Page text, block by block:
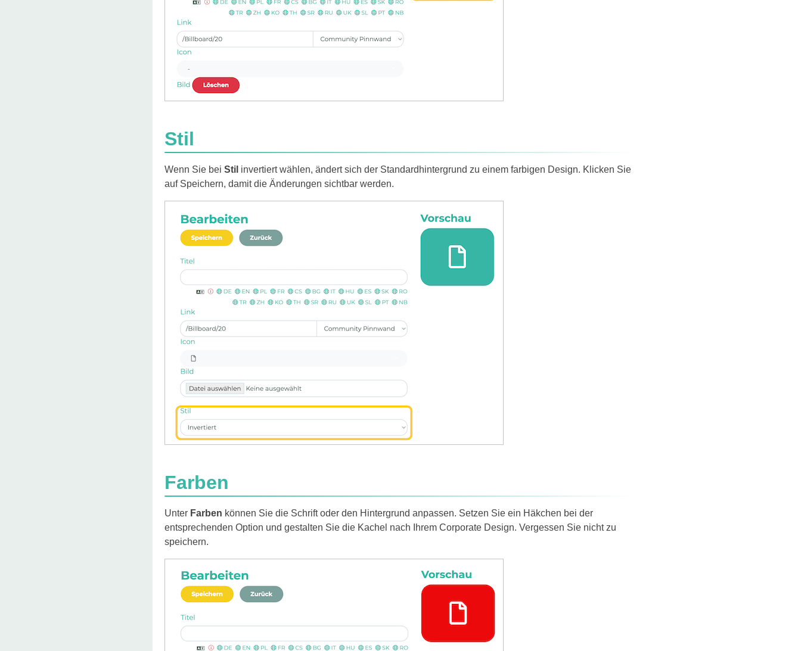
Stil
Wenn Sie bei Stil invertiert wählen, ändert sich der Standardhintergrund zu einem farbigen Design. Klicken Sie
auf Speichern, damit die Änderungen sichtbar werden.
Farben
Unter Farben können Sie die Schrift oder den Hintergrund anpassen. Setzen Sie ein Häkchen bei der
entsprechenden Option und gestalten Sie die Kachel nach Ihrem Corporate Design. Vergessen Sie nicht zu
speichern.